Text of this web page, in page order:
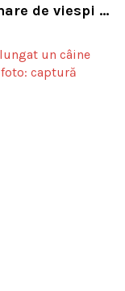
de viespi de